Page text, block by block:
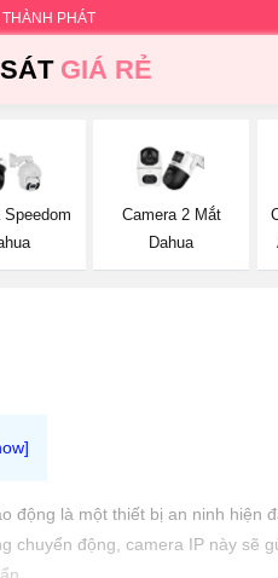
PHÁT
GIÁ RẺ
Speedom
Camera 2 Mắt
Dahua
động là một thiết bị an ninh hiện
chuyển động, camera IP này sẽ